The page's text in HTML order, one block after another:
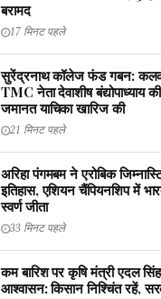
बरामद
17 मिनट पहले
सुरेंद्रनाथ कॉलेज फंड गबन:
TMC नेता देवाशीष बंद्योपाध्याय
जमानत याचिका खारिज की
21 मिनट पहले
अरिहा पंगमबम ने एरोबिक
इतिहास, एशियन चैंपियनशिप में
स्वर्ण जीता
33 मिनट पहले
कम बारिश पर कृषि मंत्री एदल
आश्वासन: किसान निश्चिंत रहें,